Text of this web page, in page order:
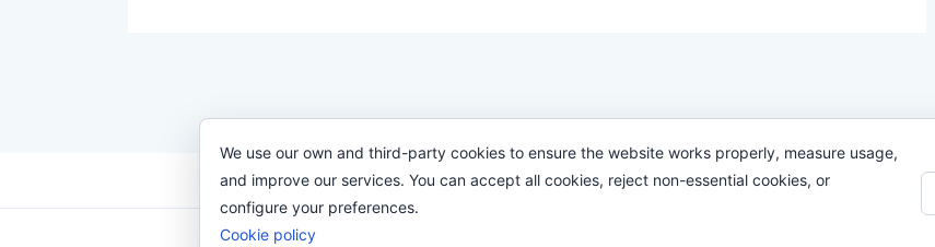
We use our own and third-party cookies to ensure the website works properly, measure usage,
and improve our services. You can accept all cookies, reject non-essential cookies, or
configure your preferences.
Cookie policy